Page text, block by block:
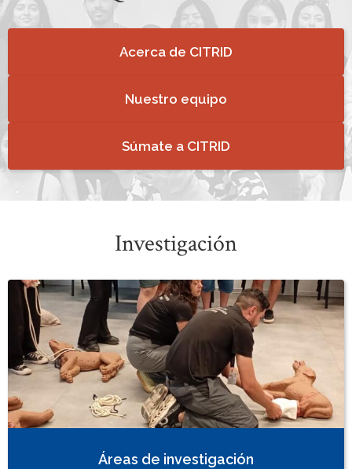
Acerca de CITRID
Nuestro equipo
Súmate a CITRID
Investigación
Áreas de investigación